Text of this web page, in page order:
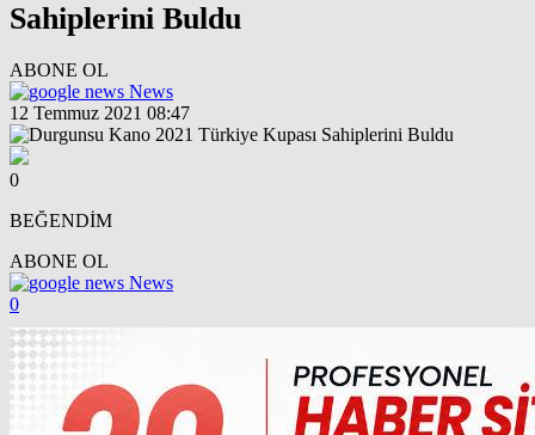
Sahiplerini Buldu
ABONE OL
News
12 Temmuz 2021 08:47
0
BEĞENDİM
ABONE OL
News
0